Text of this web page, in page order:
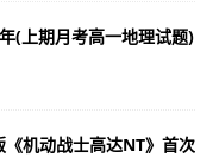
(上期月考高一地理试题)
机动战士高达NT》首次